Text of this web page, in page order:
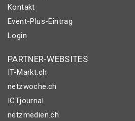
Kontakt
Event-Plus-Eintrag
Login
PARTNER-WEBSITES
IT-Markt.ch
netzwoche.ch
ICTjournal
netzmedien.ch